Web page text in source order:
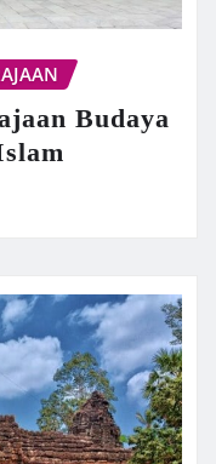
Budaya